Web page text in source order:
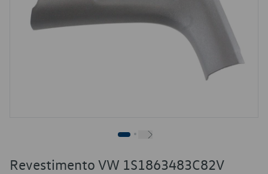
Revestimento VW 1S1863483C82V